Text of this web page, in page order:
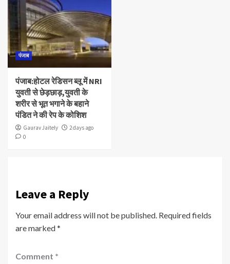
पंजाब
पंजाब:होटल रेडिसन ब्लू में NRI
युवती से छेड़छाड़,युवती के
शरीर से भूत भगाने के बहाने
पंडित ने की रेप के कोशिश
Gaurav Jaitely
2 days ago
0
Leave a Reply
Your email address will not be published. Required fields
are marked*
Comment *